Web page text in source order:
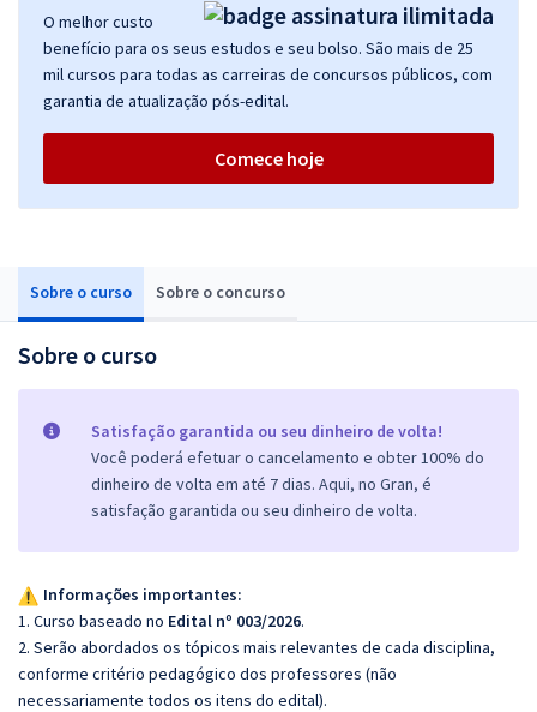
Sobre o curso Sobre o concurso
Sobre o curso
Satisfação garantida ou seu dinheiro de volta!
Você poderá efetuar o cancelamento e obter 100% do
dinheiro de volta em até 7 dias. Aqui, no Gran, é
satisfação garantida ou seu dinheiro de volta.
Informações importantes:
1. Curso baseado no Edital nº 003/2026.
2. Serão abordados os tópicos mais relevantes de cada disciplina,
conforme critério pedagógico dos professores (não
necessariamente todos os itens do edital).
O melhor custo
benefício para os seus estudos e seu bolso. São mais de 25
mil cursos para todas as carreiras de concursos públicos, com
garantia de atualização pós-edital.
Comece hoje